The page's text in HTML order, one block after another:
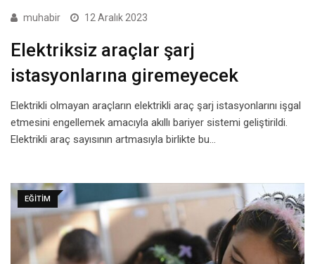
muhabir 12 Aralık 2023
Elektriksiz araçlar şarj
istasyonlarına giremeyecek
Elektrikli olmayan araçların elektrikli araç şarj istasyonlarını işgal
etmesini engellemek amacıyla akıllı bariyer sistemi geliştirildi.
Elektrikli araç sayısının artmasıyla birlikte bu…
EĞITIM